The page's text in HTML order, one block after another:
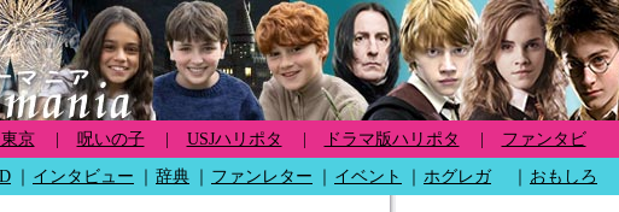
京 呪いの子 USJハリポタ ドラマ版ハリポタ ファンタビ
インタビュー 辞典 ファンレター イベント ホグレガ おもしろ